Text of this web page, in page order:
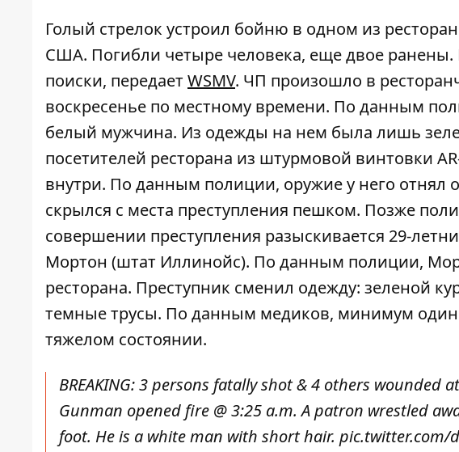
Голый стрелок устроил бойню в одном из
США. Погибли четыре человека, еще двое ранены.
поиски, передает WSMV. ЧП произошло в
воскресенье по местному времени. По данным
белый мужчина. Из одежды на нем была лишь
посетителей ресторана из штурмовой винтовки
внутри. По данным полиции, оружие у него отнял
скрылся с места преступления пешком. Позже
совершении преступления разыскивается 29-
Мортон (штат Иллинойс). По данным полиции,
ресторана. Преступник сменил одежду: зеленой
темные трусы. По данным медиков, минимум один
тяжелом состоянии.
BREAKING: 3 persons fatally shot & 4 others wounded
Gunman opened fire @ 3:25 a.m. A patron wrestled
foot. He is a white man with short hair. pic.twitter.com/